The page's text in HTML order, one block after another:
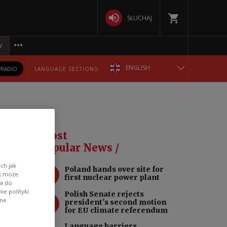
SŁUCHAJ
RADIO LANGUAGE SECTIONS: ENGLISH
РУССКИЙ
УКРАЇНСЬКА
Most
Popular News /
Poland hands over site for
first nuclear power plant
Polish Senate rejects
president's second motion
for EU climate referendum
jak
może
do
polityki